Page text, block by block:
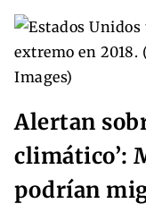
Alertan
climático’:
podrían